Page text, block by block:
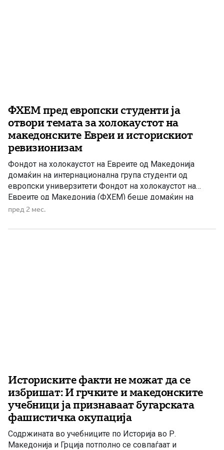
ФХЕМ пред европски студенти ја
отвори темата за холокаустот на
македонските Евреи и историскиот
ревизионизам
Фондот на холокаустот на Евреите од Македонија
домаќин на интернационална група студенти од
европски универзитети Фондот на холокаустот на
Евреите од Македонија (ФХЕМ) беше домаќин на
интернационална група студенти од престижните
University of Berlin, Универзитет „Св. Кирил и Методиј“ и
пред 2 мес.
Историските факти не можат да се
избришат: И грчките и македонските
учебници ја признаваат бугарската
фашистичка окупација
Содржината во учебниците по Историја во Р.
Македонија и Грција потполно се совпаѓаат и